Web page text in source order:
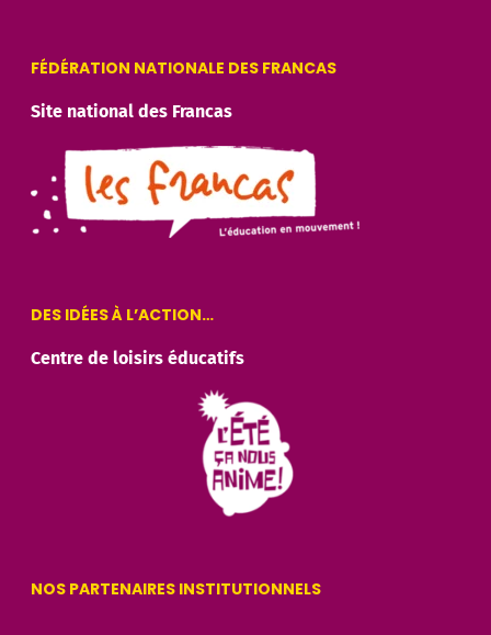
FÉDÉRATION NATIONALE DES FRANCAS
Site national des Francas
DES IDÉES À L’ACTION…
Centre de loisirs éducatifs
NOS PARTENAIRES INSTITUTIONNELS